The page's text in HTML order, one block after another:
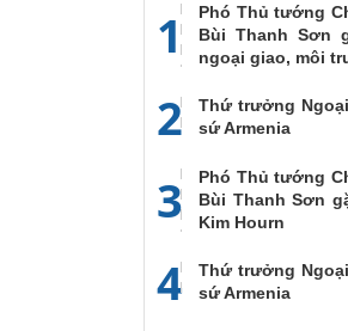
1
Phó Thủ tướng
Bùi Thanh Sơn
ngoại giao, môi
2
Thứ trưởng
sứ Armenia
3
Phó Thủ tướng
Bùi Thanh Sơn
Kim Hourn
4
Thứ trưởng
sứ Armenia